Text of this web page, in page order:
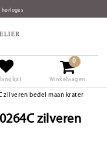
horloges
0
Winkelwagen
zilveren bedel maan krater
zilveren